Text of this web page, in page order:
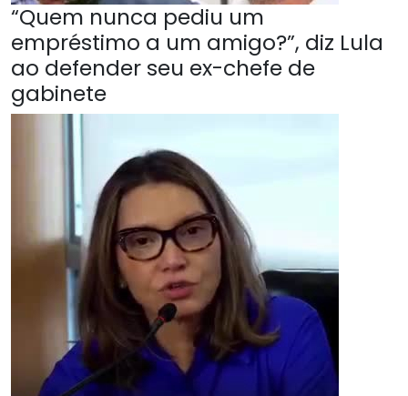
“Quem nunca pediu um
empréstimo a um amigo?”, diz Lula
ao defender seu ex-chefe de
gabinete